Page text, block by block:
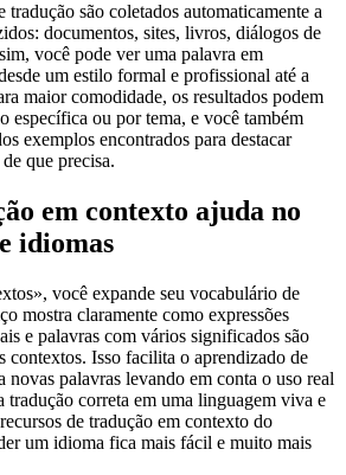
são coletados automaticamente a
documentos, sites, livros, diálogos de
você pode ver uma palavra em
um estilo formal e profissional até a
maior comodidade, os resultados podem
específica ou por tema, e você também
exemplos encontrados para destacar
que precisa.
em contexto ajuda no
idiomas
você expande seu vocabulário de
mostra claramente como expressões
e palavras com vários significados são
contextos. Isso facilita o aprendizado de
novas palavras levando em conta o uso real
tradução correta em uma linguagem viva e
de tradução em contexto do
um idioma fica mais fácil e muito mais